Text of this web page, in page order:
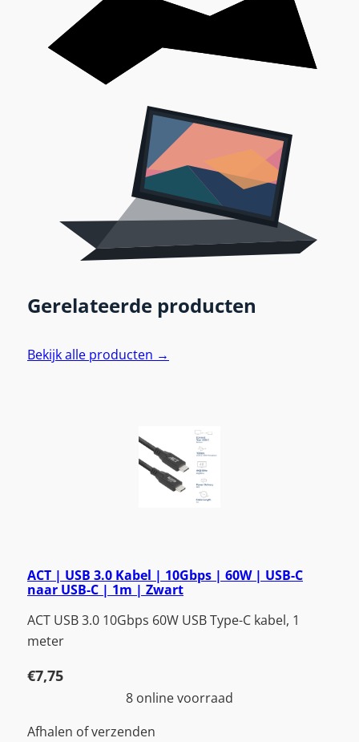
Gerelateerde producten
Bekijk alle producten →
ACT | USB 3.0 Kabel | 10Gbps | 60W | USB-C
naar USB-C | 1m | Zwart
ACT USB 3.0 10Gbps 60W USB Type-C kabel, 1
meter
€7,75
8 online voorraad
Afhalen of verzenden